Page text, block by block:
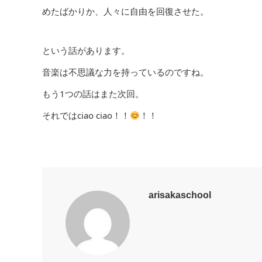
めたばかりか、人々に自由を回復させた。
という話があります。
音楽は不思議な力を持っているのですね。
もう1つの話はまた次回。
それではciao ciao！！
！！
arisakaschool